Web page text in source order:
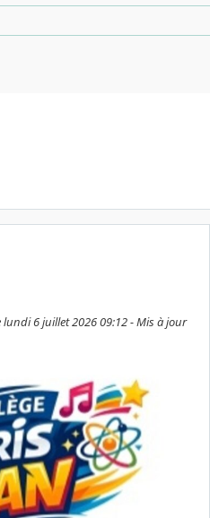
6 juillet 2026 09:12 - Mis à jour